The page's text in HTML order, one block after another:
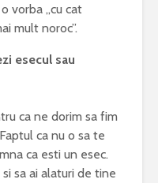
vorba „cu cat
mult noroc”.
esecul sau
ca ne dorim sa fim
ca nu o sa te
ca esti un esec.
sa ai alaturi de tine